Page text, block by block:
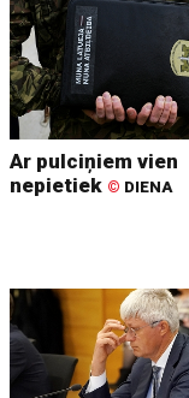
Ar pulciņiem vien
nepietiek © DIENA